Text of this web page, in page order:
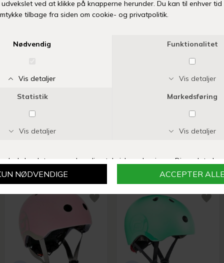
MINIATURE SENGEHIMMEL 32X8 CM | MINT
DKK 149,00
KLÆDESKAB 23X11 CM - GREY/MINT
DKK 199,00
RAYMOND SKJOLD
DKK 179,00
TATOVERINGER SKURKE & HELTE
DKK 39,95